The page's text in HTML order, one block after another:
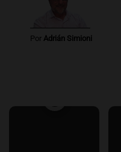
Por Adrián Simioni